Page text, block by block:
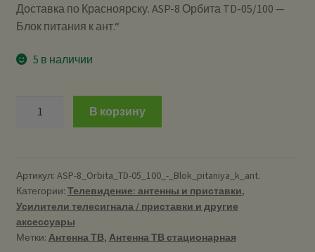
Доставка по Красноярску. ASP-8 Орбита TD-05/100 —
Блок питания к ант.“
5 в наличии
TD-
05/100
-
Блок
питания
В корзину
Артикул: ASP-8_Orbita_TD-05_100_-_Blok_pitaniya_k_ant.
Категории: Телевидение: антенны и приставки,
Усилители телесигнала / приставки и другие
аксессуары
Метки: Антенна ТВ, Антенна ТВ стационарная